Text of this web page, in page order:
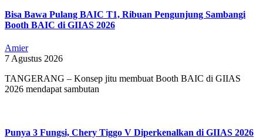
Bisa Bawa Pulang BAIC T1, Ribuan Pengunjung Sambangi
Booth BAIC di GIIAS 2026
Amier
7 Agustus 2026
TANGERANG – Konsep jitu membuat Booth BAIC di GIIAS
2026 mendapat sambutan
Punya 3 Fungsi, Chery Tiggo V Diperkenalkan di GIIAS 2026